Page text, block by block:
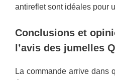
antireflet sont idéales pour
Conclusions et
l’avis des jumelles
La commande arrive dans